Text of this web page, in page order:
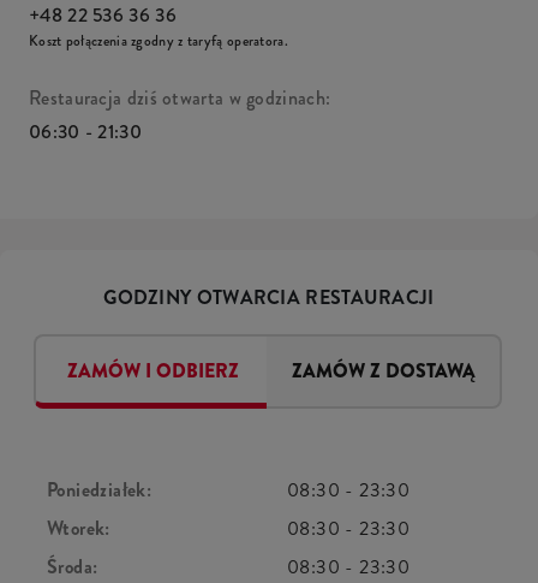
+48 22 536 36 36
Koszt połączenia zgodny z taryfą operatora.
Restauracja dziś otwarta w godzinach:
06:30 - 21:30
GODZINY OTWARCIA RESTAURACJI
ZAMÓW I ODBIERZ ZAMÓW Z DOSTAWĄ
Poniedziałek: 08:30 -23:30
Wtorek:
08:30 -23:30
Środa:
08:30 -23:30